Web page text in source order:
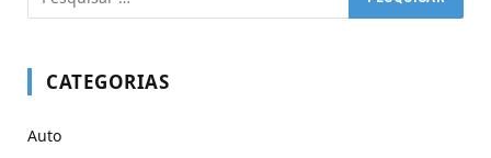
CATEGORIAS
Auto